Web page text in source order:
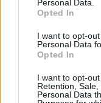
Personal Data.
Opted In
I want to opt-
Personal Data
Opted In
I want to opt-
Retention,
Personal Data